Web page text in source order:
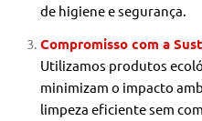
de higiene e segurança.
Compromisso com a
Utilizamos produtos
minimizam o impacto
limpeza eficiente sem